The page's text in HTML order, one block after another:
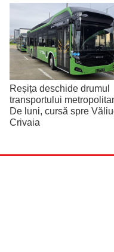
Reșița deschide drumul
transportului
De luni, cursă spre
Crivaia